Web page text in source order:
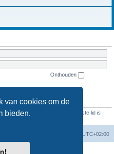
van cookies om de
bieden.
Onthouden
474• Aantal leden
• Ons nieuwste lid is
UTC+02:00
Software © phpBB Limited